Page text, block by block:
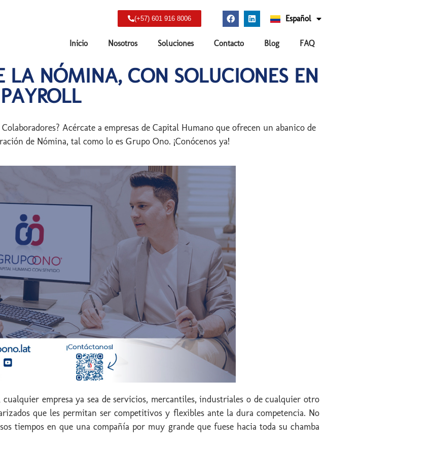
(+57) 601 916 8006 Español
English
Inicio Nosotros Soluciones Contacto Blog FAQ
LA NÓMINA, CON SOLUCIONES EN
PAYROLL
Acércate a empresas de Capital Humano que ofrecen un abanico de
de Nómina, tal como lo es Grupo Ono. ¡Conócenos ya!
empresa ya sea de servicios, mercantiles, industriales o de cualquier otro
que les permitan ser competitivos y flexibles ante la dura competencia. No
tiempos en que una compañía por muy grande que fuese hacia toda su chamba